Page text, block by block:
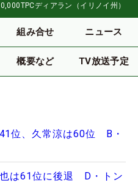
TPCディアラン（イリノイ州）
組み合せ ニュース
概要など TV放送予定
位、久常涼は60位 B・
は61位に後退 D・トン